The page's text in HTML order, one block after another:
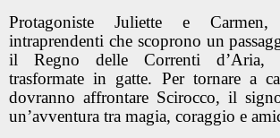
Protagoniste Juliette e Carmen,
intraprendenti che scoprono un
il Regno delle Correnti d’Aria,
trasformate in gatte. Per tornare a
dovranno affrontare Scirocco, il
un’avventura tra magia, coraggio e